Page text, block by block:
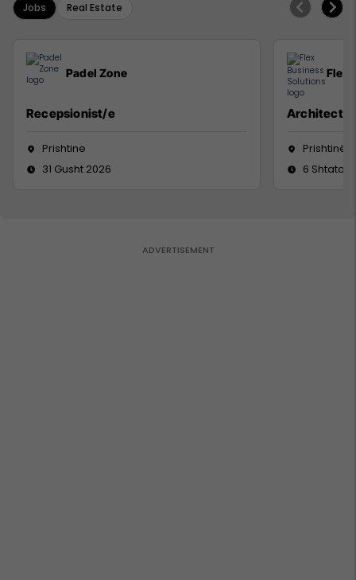
Jobs Real Estate
Padel Zone
Recepsionist/e
Prishtine
31 Gusht 2026
Flex
Architect
Prishtinë
6 Shtator